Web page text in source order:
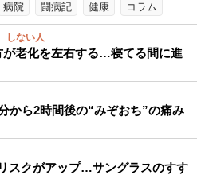
病院 闘病記 健康 コラム
しない人
が老化を左右する…寝てる間に進
から2時間後の“みぞおち”の痛み
スクがアップ…サングラスのすす